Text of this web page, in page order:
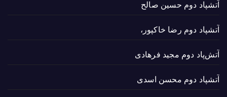
آتشپاد دوم حسین صالح
آتشپاد دوم رضا خاکپور،
آتش‌پاد دوم مجید فرهادی
آتشپاد دوم محسن اسدی